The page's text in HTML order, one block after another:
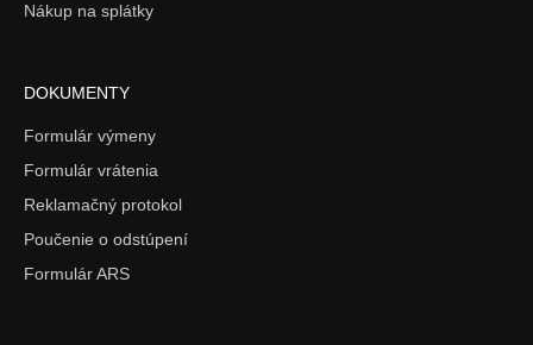
Nákup na splátky
DOKUMENTY
Formulár výmeny
Formulár vrátenia
Reklamačný protokol
Poučenie o odstúpení
Formulár ARS